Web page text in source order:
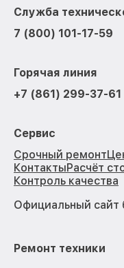
Служба
7 (800) 101-17-59
Горячая линия
+7 (861) 299-37-61
Сервис
Срочный ремонт
КонтактыРасчёт
Контроль качества
Официальный сайт
Ремонт техники